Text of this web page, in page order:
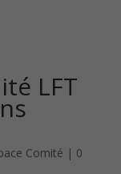
LFT
Comité | 0